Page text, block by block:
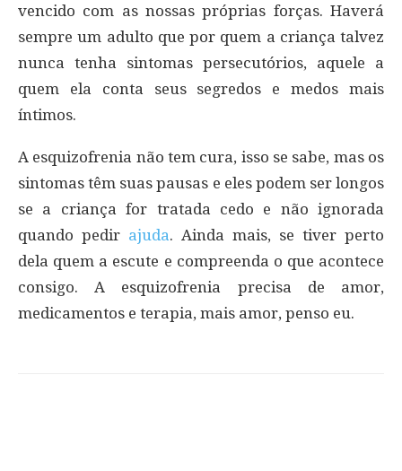
vencido com as nossas próprias forças. Haverá
sempre um adulto que por quem a criança talvez
nunca tenha sintomas persecutórios, aquele a
quem ela conta seus segredos e medos mais
íntimos.
A esquizofrenia não tem cura, isso se sabe, mas os
sintomas têm suas pausas e eles podem ser longos
se a criança for tratada cedo e não ignorada
quando pedir ajuda. Ainda mais, se tiver perto
dela quem a escute e compreenda o que acontece
consigo. A esquizofrenia precisa de amor,
medicamentos e terapia, mais amor, penso eu.